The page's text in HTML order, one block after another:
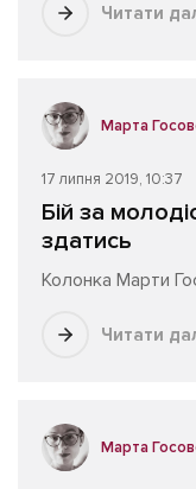
Читати
Марта
17 липня 2019, 10:37
Бій за
здатись
Колонка Марти
Читати
Марта